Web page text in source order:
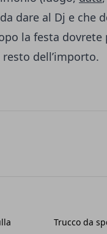
dare al Dj e che
la festa dovrete
dell’importo.
Trucco da